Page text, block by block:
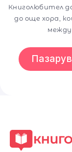
Книголюбител
до още хора,
между